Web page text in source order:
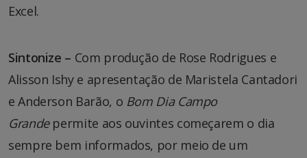
Excel.
Sintonize – Com produção de Rose Rodrigues e
Alisson Ishy e apresentação de Maristela Cantadori
e Anderson Barão, o Bom Dia Campo
Grandepermite aos ouvintes começarem o dia
sempre bem informados, por meio de um